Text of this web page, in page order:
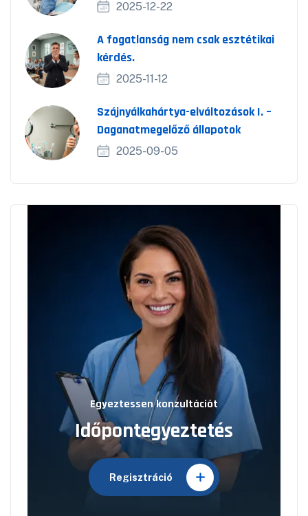
2025-12-22
A fogatlanság nem csak esztétikai
kérdés.
2025-11-12
Szájnyálkahártya-elváltozások I. –
Daganatmegelőző állapotok
2025-09-05
Egyeztessen konzultációt
Időpontegyeztetés
Regisztráció